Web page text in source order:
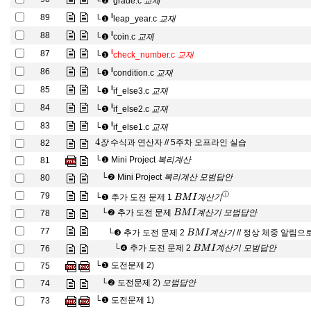
89 └❶ l leap_year.c 재
88 └❶ lcoin.c 재
87 └❶ lcheck_number.c 재
86 └❶ lcondition.c 재
85 └❶ lif_else3.c 재
84 └❶ lif_else2.c 재
83 └❶ lif_else1.c 재
82
4 장수식과 연산자 // 5주차 오프라인 실습
81
└❶ Mini Project 복 리 계산
80 └❷ Mini Project 복 리 계산 범답안
79 └❶ 추가 도전 문제 1 BM I계 산 기 ⓘ
78 └❷ 추가 도전 문제 BM I계 산 기 범답안
77 └❸ 추가 도전 문제 2 BM I계 산 기
// 정상 체중 알림으
76
└❹ 추가 도전 문제 2 BM I계 산 기 범답안
75 └❶ 도전문제 2)
74
└❷ 도전문제 2) 범답안
73 └❶ 도전문제 1)